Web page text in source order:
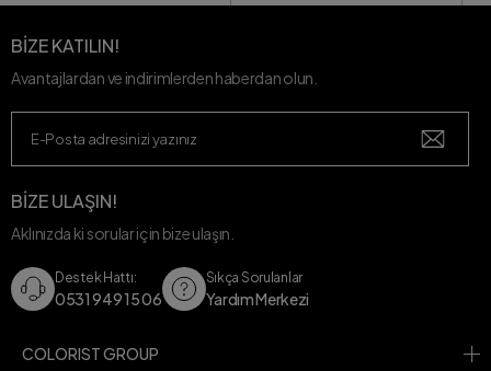
BİZE KATILIN!
Avantajlardan ve indirimlerden haberdan olun.
BİZE ULAŞIN!
Aklınızda ki sorular için bize ulaşın.
Destek Hattı:
0531 949 15 06
Sıkça Sorulanlar
Yardım Merkezi
COLORIST GROUP